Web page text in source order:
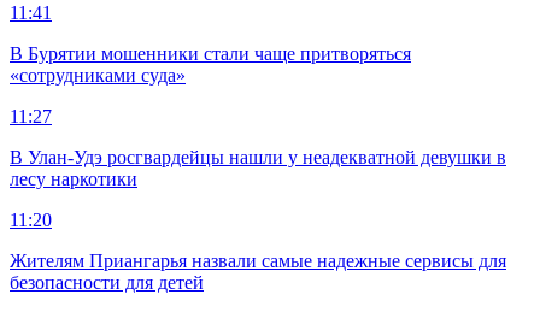
11:41
В Бурятии мошенники стали чаще притворяться
«сотрудниками суда»
11:27
В Улан-Удэ росгвардейцы нашли у неадекватной девушки в
лесу наркотики
11:20
Жителям Приангарья назвали самые надежные сервисы для
безопасности для детей